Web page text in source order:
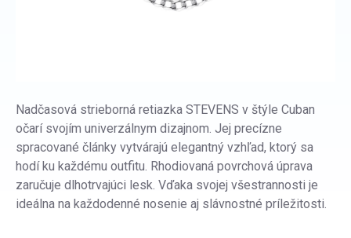
Nadčasová strieborná retiazka STEVENS v štýle Cuban
očarí svojím univerzálnym dizajnom. Jej precízne
spracované články vytvárajú elegantný vzhľad, ktorý sa
hodí ku každému outfitu. Rhodiovaná povrchová úprava
zaručuje dlhotrvajúci lesk. Vďaka svojej všestrannosti je
ideálna na každodenné nosenie aj slávnostné príležitosti.